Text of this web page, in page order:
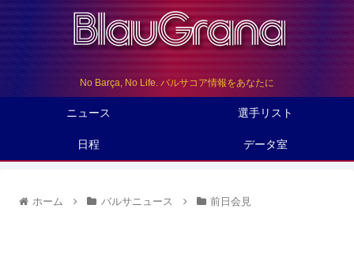
No Barça, No Life. バルサコア情報をあなたに
ニュース 選手リスト
日程 データ室
ホーム バルサニュース 前日会見